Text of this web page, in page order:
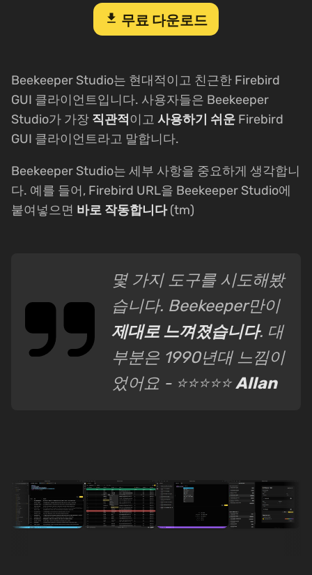
download 무료 다운로드
Beekeeper Studio는 현대적이고 친근한 Firebird
GUI 클라이언트입니다. 사용자들은 Beekeeper
Studio가 가장 직관적 이고 사용하기 쉬운 Firebird
GUI 클라이언트라고 말합니다.
Beekeeper Studio는 세부 사항을 중요하게 생각합니
다. 예를 들어, Firebird URL을 Beekeeper Studio에
붙여넣으면 바로 작동합니다(tm)
몇 가지 도구를 시도해봤
습니다. Beekeeper만이
제대로 느껴졌습니다. 대
부분은 1990년대 느낌이
었어요 - ⭐⭐⭐⭐⭐Allan